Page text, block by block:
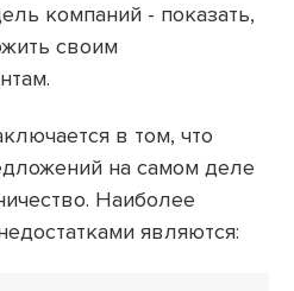
компаний - показать,
своим
в том, что
на самом деле
Наиболее
являются: